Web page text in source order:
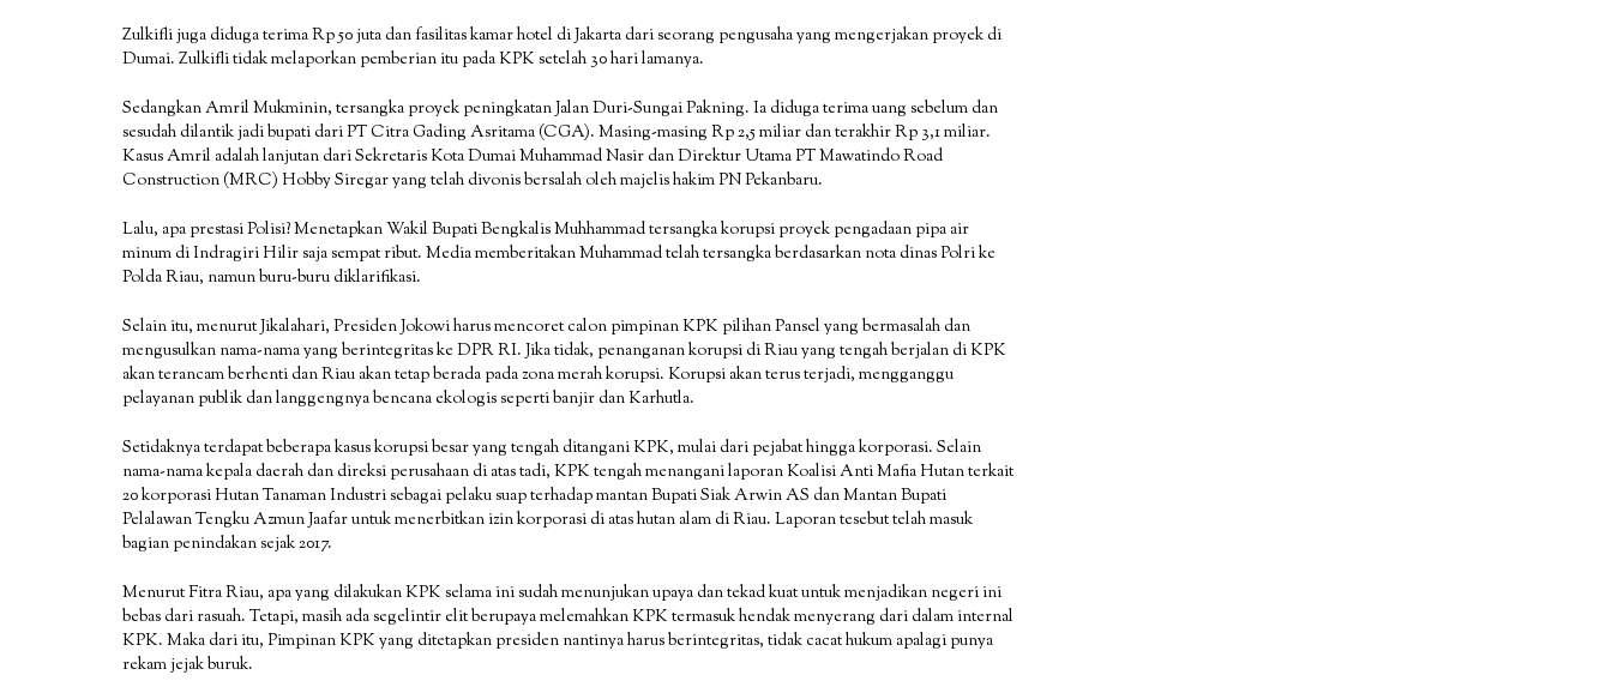
Zulkifli juga diduga terima Rp 50 juta dan fasilitas kamar hotel di Jakarta dari seorang pengusaha yang mengerjakan proyek di
Dumai. Zulkifli tidak melaporkan pemberian itu pada KPK setelah 30 hari lamanya.
Sedangkan Amril Mukminin, tersangka proyek peningkatan Jalan Duri-Sungai Pakning. Ia diduga terima uang sebelum dan
sesudah dilantik jadi bupati dari PT Citra Gading Asritama (CGA). Masing-masing Rp 2,5 miliar dan terakhir Rp 3,1 miliar.
Kasus Amril adalah lanjutan dari Sekretaris Kota Dumai Muhammad Nasir dan Direktur Utama PT Mawatindo Road
Construction (MRC) Hobby Siregar yang telah divonis bersalah oleh majelis hakim PN Pekanbaru.
Lalu, apa prestasi Polisi? Menetapkan Wakil Bupati Bengkalis Muhhammad tersangka korupsi proyek pengadaan pipa air
minum di Indragiri Hilir saja sempat ribut. Media memberitakan Muhammad telah tersangka berdasarkan nota dinas Polri ke
Polda Riau, namun buru-buru diklarifikasi.
Selain itu, menurut Jikalahari, Presiden Jokowi harus mencoret calon pimpinan KPK pilihan Pansel yang bermasalah dan
mengusulkan nama-nama yang berintegritas ke DPR RI. Jika tidak, penanganan korupsi di Riau yang tengah berjalan di KPK
akan terancam berhenti dan Riau akan tetap berada pada zona merah korupsi. Korupsi akan terus terjadi, mengganggu
pelayanan publik dan langgengnya bencana ekologis seperti banjir dan Karhutla.
Setidaknya terdapat beberapa kasus korupsi besar yang tengah ditangani KPK, mulai dari pejabat hingga korporasi. Selain
nama-nama kepala daerah dan direksi perusahaan di atas tadi, KPK tengah menangani laporan Koalisi Anti Mafia Hutan terkait
20 korporasi Hutan Tanaman Industri sebagai pelaku suap terhadap mantan Bupati Siak Arwin AS dan Mantan Bupati
Pelalawan Tengku Azmun Jaafar untuk menerbitkan izin korporasi di atas hutan alam di Riau. Laporan tesebut telah masuk
bagian penindakan sejak 2017.
Menurut Fitra Riau, apa yang dilakukan KPK selama ini sudah menunjukan upaya dan tekad kuat untuk menjadikan negeri ini
bebas dari rasuah. Tetapi, masih ada segelintir elit berupaya melemahkan KPK termasuk hendak menyerang dari dalam internal
KPK. Maka dari itu, Pimpinan KPK yang ditetapkan presiden nantinya harus berintegritas, tidak cacat hukum apalagi punya
rekam jejak buruk.